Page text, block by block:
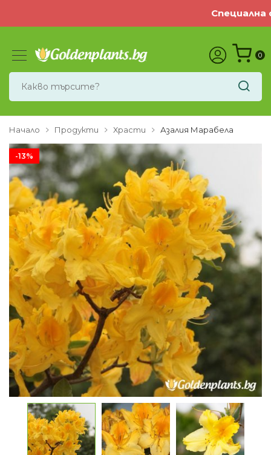
Специална
0
Начало Продукти Храсти Азалия Марабела
-13%